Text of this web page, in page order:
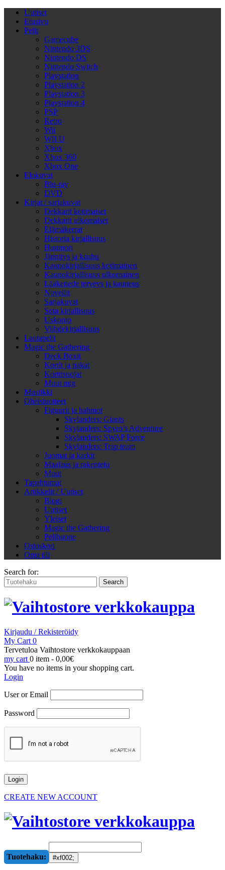
Uutiset
Etusivu
Pelit
Gamecube
Nintendo 3DS
Nintendo DS
Nintendo Switch
Playstation
Playstation 2
Playstation 3
Playstation 4
PSP
Retro
Wii
WII U
Xbox
Xbox 360
Xbox One
Elokuvat
Blu-ray
DVD
Kirjat / sarjakuvat
Dekkarit kotimaiset
Dekkarit ulkomaiset
Elämäkerrat
Historia kirjallisuus
Huumori
Jännitys ja kauhu
Kaunokirjallisuus kotimainen
Kaunokirjallisuus ulkomainen
Lääketiede terveys ja kauneus
Novellit
Sarjakuvat
Sota kirjallisuus
Uskonto
Viihdekirjallisuus
Lautapelit
Magic the Gathering
Deck Boxit
Kortit ja pakat
Korttisuojat
Muut mtg
Musiikki
Oheistuotteet
Figuurit ja hahmot
Skylanders: Giants
Skylanders: Spyro’s Adventure
Skylanders: SWAP Force
Skylanders: Trap team
Juomat ja karkit
Maalaus ja rakentelu
Muut
Tapahtumat
Artikkelit / Uutiset
Blogi
Uutiset
Yleiset
Magic the Gathering
Pelihuone
Ostoskori
Oma tili
Search for:
Kirjaudu / Rekisteröidy
My Cart 0
Tervetuloa Vaihtostore verkkokauppaan
my cart 0 item - 0,00€
You have no items in your shopping cart.
Login
User or Email
Password
CREATE NEW ACCOUNT
Tuotehaku: